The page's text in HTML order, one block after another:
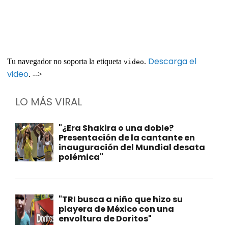
Tu navegador no soporta la etiqueta video. Descarga el
video. -->
LO MÁS VIRAL
"¿Era Shakira o una doble?
Presentación de la cantante en
inauguración del Mundial desata
polémica"
"TRI busca a niño que hizo su
playera de México con una
envoltura de Doritos"